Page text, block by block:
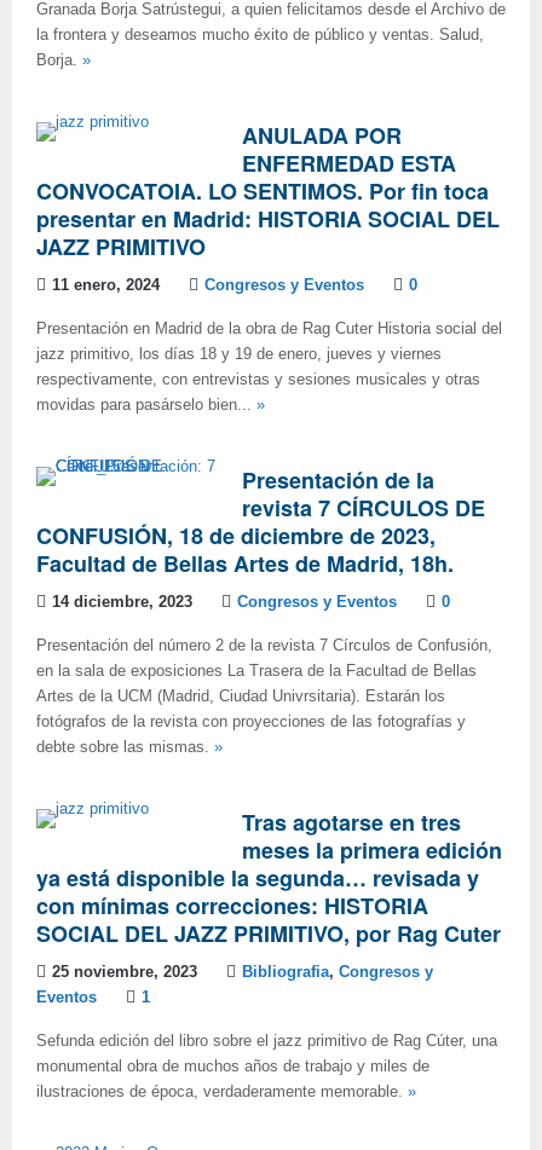
Granada Borja Satrústegui, a quien felicitamos desde el Archivo de
la frontera y deseamos mucho éxito de público y ventas. Salud,
Borja. »
ANULADA POR
ENFERMEDAD ESTA
CONVOCATOIA. LO SENTIMOS. Por fin toca
presentar en Madrid: HISTORIA SOCIAL DEL
JAZZ PRIMITIVO
11 enero, 2024 Congresos y Eventos 0
Presentación en Madrid de la obra de Rag Cuter Historia social del
jazz primitivo, los días 18 y 19 de enero, jueves y viernes
respectivamente, con entrevistas y sesiones musicales y otras
movidas para pasárselo bien... »
Presentación de la
revista 7 CÍRCULOS DE
CONFUSIÓN, 18 de diciembre de 2023,
Facultad de Bellas Artes de Madrid, 18h.
14 diciembre, 2023 Congresos y Eventos 0
Presentación del número 2 de la revista 7 Círculos de Confusión,
en la sala de exposiciones La Trasera de la Facultad de Bellas
Artes de la UCM (Madrid, Ciudad Univrsitaria). Estarán los
fotógrafos de la revista con proyecciones de las fotografías y
debte sobre las mismas. »
Tras agotarse en tres
meses la primera edición
ya está disponible la segunda… revisada y
con mínimas correcciones: HISTORIA
SOCIAL DEL JAZZ PRIMITIVO, por Rag Cuter
25 noviembre, 2023 Bibliografia, Congresos y
Eventos
1
Sefunda edición del libro sobre el jazz primitivo de Rag Cúter, una
monumental obra de muchos años de trabajo y miles de
ilustraciones de época, verdaderamente memorable. »